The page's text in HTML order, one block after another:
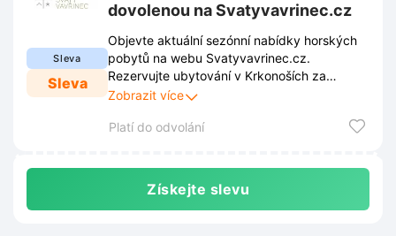
Sleva
Sleva
dovolenou na Svatyvavrinec.cz
Objevte aktuální sezónní nabídky horských
pobytů na webu Svatyvavrinec.cz.
Rezervujte ubytování v Krkonoších za
výhodné ceny a užijte si nezapomenutelnou
Zobrazit více
Platí do odvolání
Získejte slevu